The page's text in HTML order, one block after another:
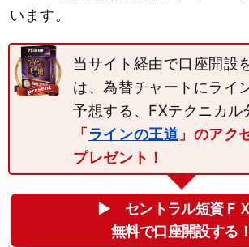
います。
当サイト経由で口座開設
は、為替チャートにライ
予想する、FXテクニカル
「ラインの王道 」のアク
プレゼント！
▶︎ セントラル短資Ｆ
無料で口座開設する！